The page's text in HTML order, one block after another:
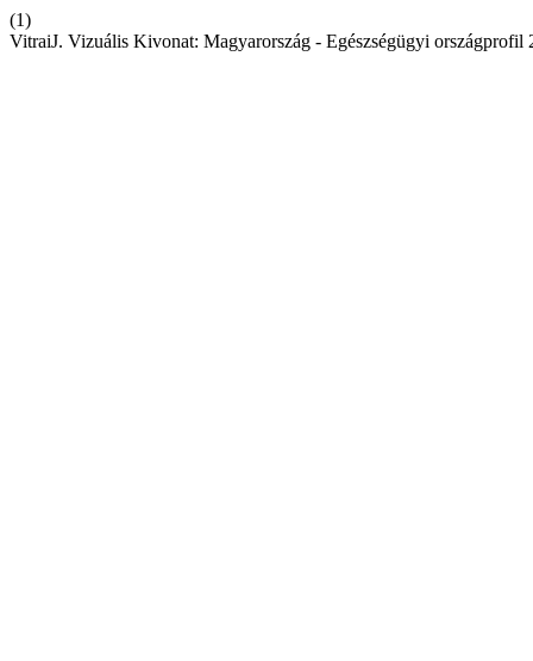
(1)
VitraiJ. Vizuális Kivonat: Magyarország - Egészségügyi országprofil